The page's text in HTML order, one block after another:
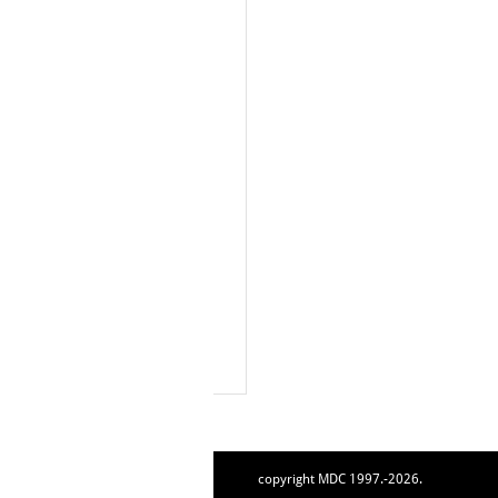
copyright MDC 1997.-2026.